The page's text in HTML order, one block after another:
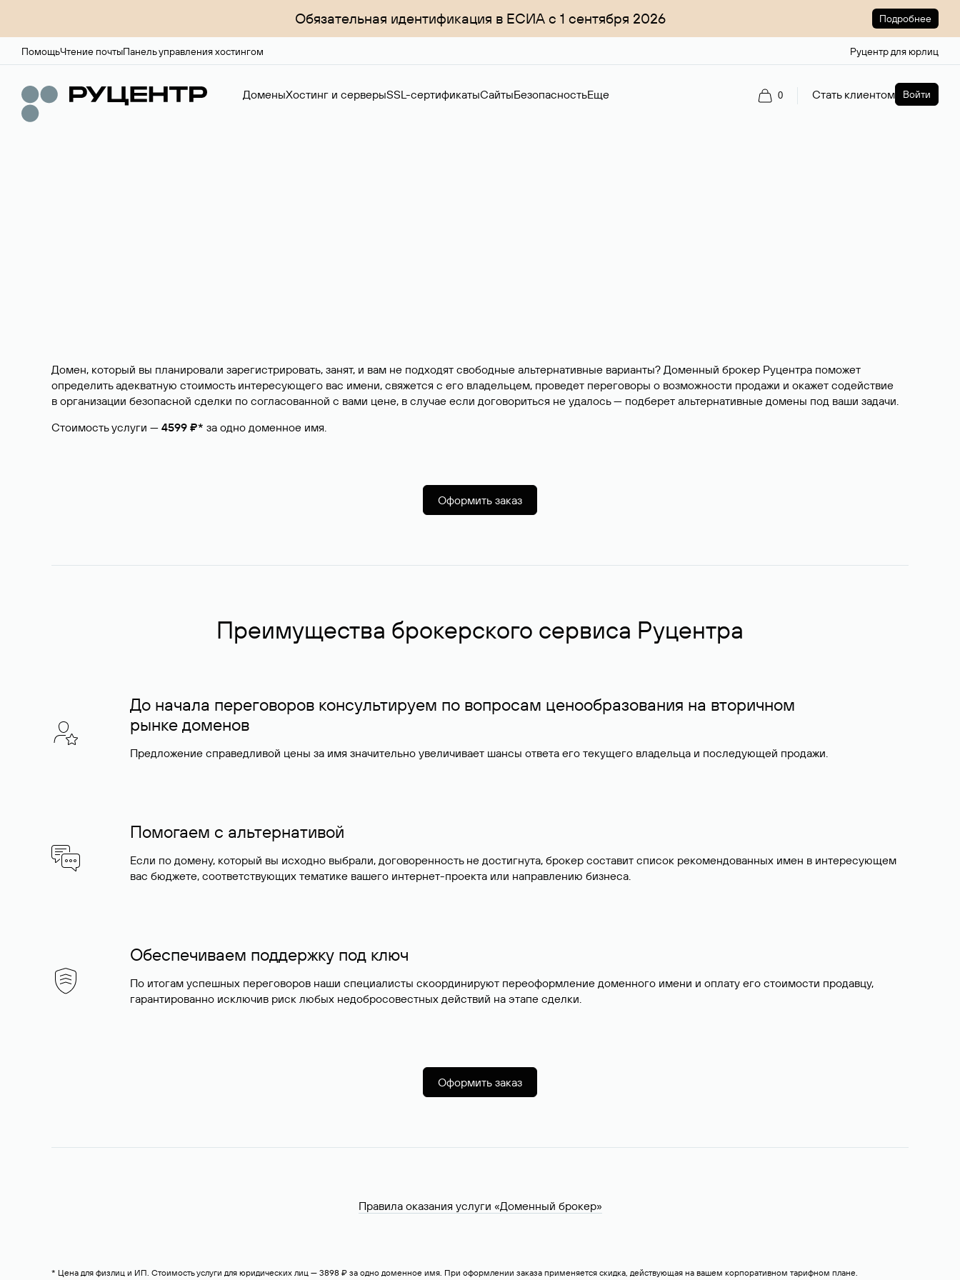
Обязательная идентификация в ЕСИА с 1 сентября 2026 Подробнее
ПомощьЧтение почтыПанель управления хостингом Руцентр для юрлиц
ДоменыХостинг и серверыSSL-сертификатыСайтыБезопасностьЕще 0 Стать клиентом Войти
Домен, который вы планировали зарегистрировать, занят, и вам не подходят свободные альтернативные варианты? Доменный брокер Руцентра поможет
определить адекватную стоимость интересующего вас имени, свяжется с его владельцем, проведет переговоры о возможности продажи и окажет содействие
в организации безопасной сделки по согласованной с вами цене, в случае если договориться не удалось — подберет альтернативные домены под ваши задачи.
Стоимость услуги — 4599 ₽* за одно доменное имя.
Оформить заказ
Преимущества брокерского сервиса Руцентра
До начала переговоров консультируем по вопросам ценообразования на вторичном
рынке доменов
Предложение справедливой цены за имя значительно увеличивает шансы ответа его текущего владельца и последующей продажи.
Помогаем с альтернативой
Если по домену, который вы исходно выбрали, договоренность не достигнута, брокер составит список рекомендованных имен в интересующем
вас бюджете, соответствующих тематике вашего интернет-проекта или направлению бизнеса.
Обеспечиваем поддержку под ключ
По итогам успешных переговоров наши специалисты скоординируют переоформление доменного имени и оплату его стоимости продавцу,
гарантированно исключив риск любых недобросовестных действий на этапе сделки.
Оформить заказ
Правила оказания услуги «Доменный брокер»
* Цена для физлиц и ИП. Стоимость услуги для юридических лиц — 3898 ₽ за одно доменное имя. При оформлении заказа применяется скидка, действующая на вашем корпоративном тарифном плане.